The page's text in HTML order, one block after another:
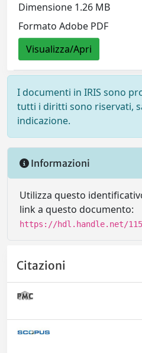
Dimensione 1.26 MB
Formato Adobe PDF
Visualizza/Apri
I documenti in IRIS sono
tutti i diritti sono riservati,
indicazione.
Informazioni
Utilizza questo
link a questo documento:
https://hdl.handle.net/
Citazioni